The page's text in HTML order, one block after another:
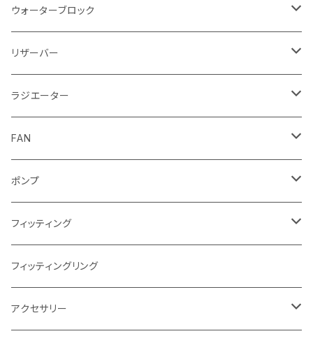
ウォーターブロック
CPUウォーターブロック
Intel
AMD
GPUウォーターブロック
NVIDIA
AMD
モノブロック
リザーバー
EK-RESチューブ（交換用）
EK-D5 Series
ディストロプレート
ラジエーター
ラジエーターサイズ240mm
ラジエーターサイズ280mm
ラジエーターサイズ360mm
ラジエーターサイズ420mm
ラジエーターサイズ480mm
FAN
FANサイズ120mm
FANサイズ140mm
ポンプ
ディストロプレート
フィッティング
ニッケル Nickel
サテンチタン SatinTitan
フィッティングリング
アクセサリー